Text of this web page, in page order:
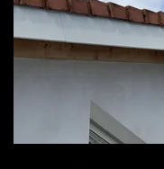
Devis
73 Savoie